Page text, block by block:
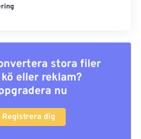
stora filer
eller reklam?
nu
Registrera dig